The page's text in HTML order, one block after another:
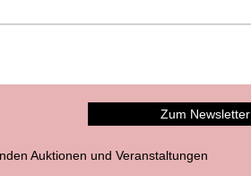
Auktionen und Veranstaltungen
Zum Newsletter